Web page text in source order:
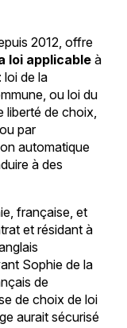
2012, offre
loi applicableà
loi de la
ou loi du
liberté de choix,
par
automatique
à des
française, et
et résidant à
Sophie de la
de
de choix de loi
aurait sécurisé